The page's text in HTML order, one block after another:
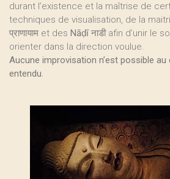
durant l’existence et la maîtrise de
techniques de visualisation, de la
प्राणायाम et des Nāḍīनाडी afin d’unir le
orienter dans la direction voulue.
Aucune improvisation n’est possible
entendu.